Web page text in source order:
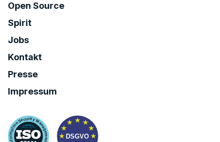
Open Source
Spirit
Jobs
Kontakt
Presse
Impressum